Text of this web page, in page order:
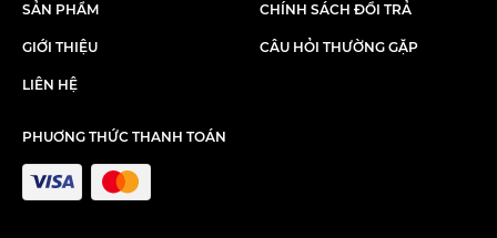
SẢN PHẨM
GIỚI THIỆU
LIÊN HỆ
CHÍNH SÁCH ĐỔI TRẢ
CÂU HỎI THƯỜNG GẶP
PHUƠNG THỨC THANH TOÁN